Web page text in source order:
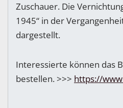
Zuschauer. Die
1945“ in der
dargestellt.
Interessierte können das
bestellen. >>> https://